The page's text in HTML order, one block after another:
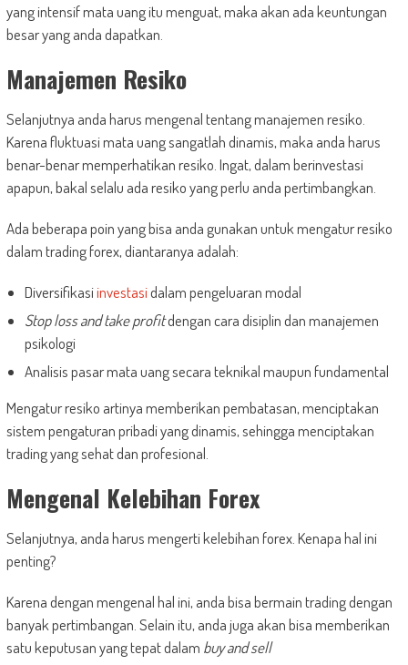
yang intensif mata uang itu menguat, maka akan ada keuntungan
besar yang anda dapatkan.
Manajemen Resiko
Selanjutnya anda harus mengenal tentang manajemen resiko.
Karena fluktuasi mata uang sangatlah dinamis, maka anda harus
benar-benar memperhatikan resiko. Ingat, dalam berinvestasi
apapun, bakal selalu ada resiko yang perlu anda pertimbangkan.
Ada beberapa poin yang bisa anda gunakan untuk mengatur resiko
dalam trading forex, diantaranya adalah:
Diversifikasiinvestasidalam pengeluaran modal
Stop loss and take profitdengan cara disiplin dan manajemen
psikologi
Analisis pasar mata uang secara teknikal maupun fundamental
Mengatur resiko artinya memberikan pembatasan, menciptakan
sistem pengaturan pribadi yang dinamis, sehingga menciptakan
trading yang sehat dan profesional.
Mengenal Kelebihan Forex
Selanjutnya, anda harus mengerti kelebihan forex. Kenapa hal ini
penting?
Karena dengan mengenal hal ini, anda bisa bermain trading dengan
banyak pertimbangan. Selain itu, anda juga akan bisa memberikan
satu keputusan yang tepat dalam buy and sell